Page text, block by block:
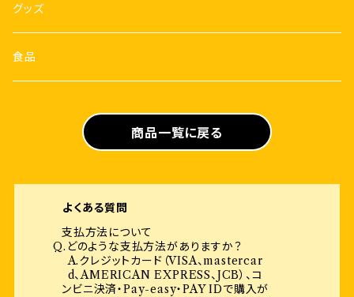
グッズ
食品
商品一覧に戻る
よくある質問
支払方法について
Q.どのような支払方法がありますか？
A.クレジットカード（VISA、mastercar
d、AMERICAN EXPRESS、JCB）、コ
ンビニ決済・Pay-easy・PAY IDで購入が